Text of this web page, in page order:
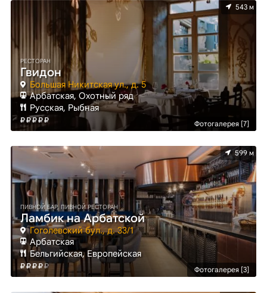
Фотогалерея [7]
543 м
РЕСТОРАН
Гвидон
Большая Никитская ул., д. 5
Арбатская, Охотный ряд
Русская, Рыбная
Фотогалерея [3]
599 м
ПИВНОЙ БАР, ПИВНОЙ РЕСТОРАН
Ламбик на Арбатской
Гоголевский бул., д. 33/1
Арбатская
Бельгийская, Европейская